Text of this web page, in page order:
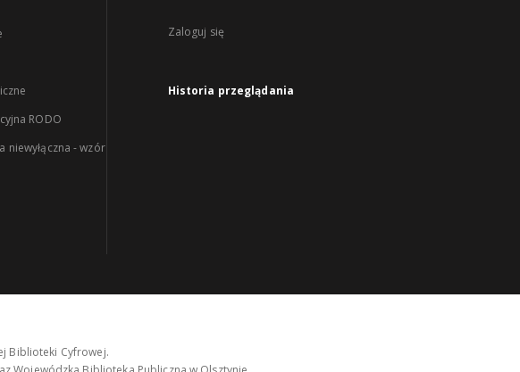
RODO
niewyłączna - wzór
Zaloguj się
Historia przeglądania
Biblioteki Cyfrowej.